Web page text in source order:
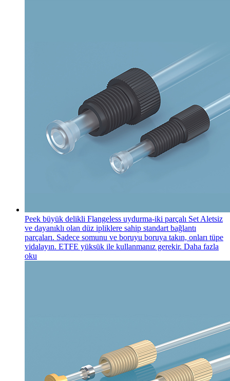
Peek büyük delikli Flangeless uydurma-iki parçalı Set Aletsiz
ve dayanıklı olan düz ipliklere sahip standart bağlantı
parçaları. Sadece somunu ve boruyu boruya takın, onları tüpe
vidalayın. ETFE yüksük ile kullanmanız gerekir. Daha fazla
oku